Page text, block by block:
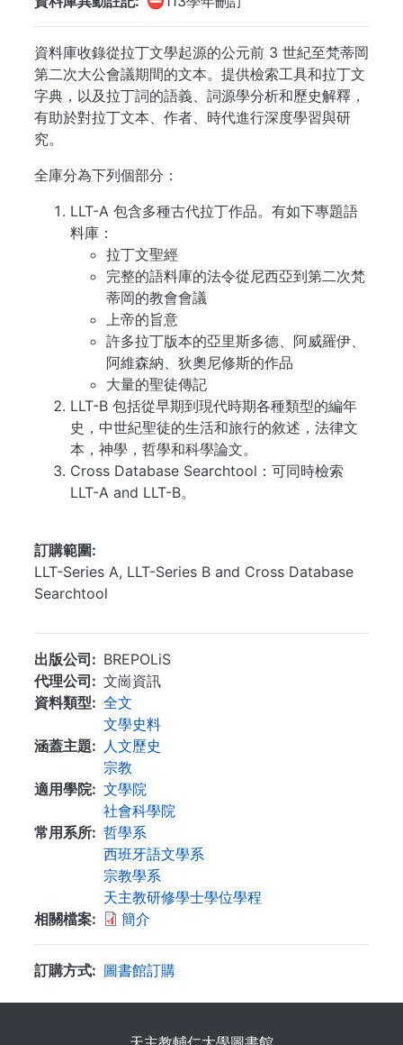
資料庫收錄從拉丁文學起源的公元前 3 世紀至梵蒂岡
第二次大公會議期間的文本。提供檢索工具和拉丁文
字典，以及拉丁詞的語義、詞源學分析和歷史解釋，
有助於對拉丁文本、作者、時代進行深度學習與研
究。
全庫分為下列個部分：
LLT-A 包含多種古代拉丁作品。有如下專題語
料庫：
拉丁文聖經
完整的語料庫的法令從尼西亞到第二次梵
蒂岡的教會會議
上帝的旨意
許多拉丁版本的亞里斯多德、阿威羅伊、
阿維森納、狄奧尼修斯的作品
大量的聖徒傳記
LLT-B 包括從早期到現代時期各種類型的編年
史，中世紀聖徒的生活和旅行的敘述，法律文
本，神學，哲學和科學論文。
Cross Database Searchtool：可同時檢索
LLT-A and LLT-B。
訂購範圍
LLT-Series A, LLT-Series B and Cross Database
Searchtool
出版公司
BREPOLiS
代理公司
文崗資訊
資料類型
全文
文學史料
涵蓋主題
人文歷史
宗教
適用學院
文學院
社會科學院
常用系所
哲學系
西班牙語文學系
宗教學系
天主教研修學士學位學程
相關檔案
簡介
訂購方式
圖書館訂購